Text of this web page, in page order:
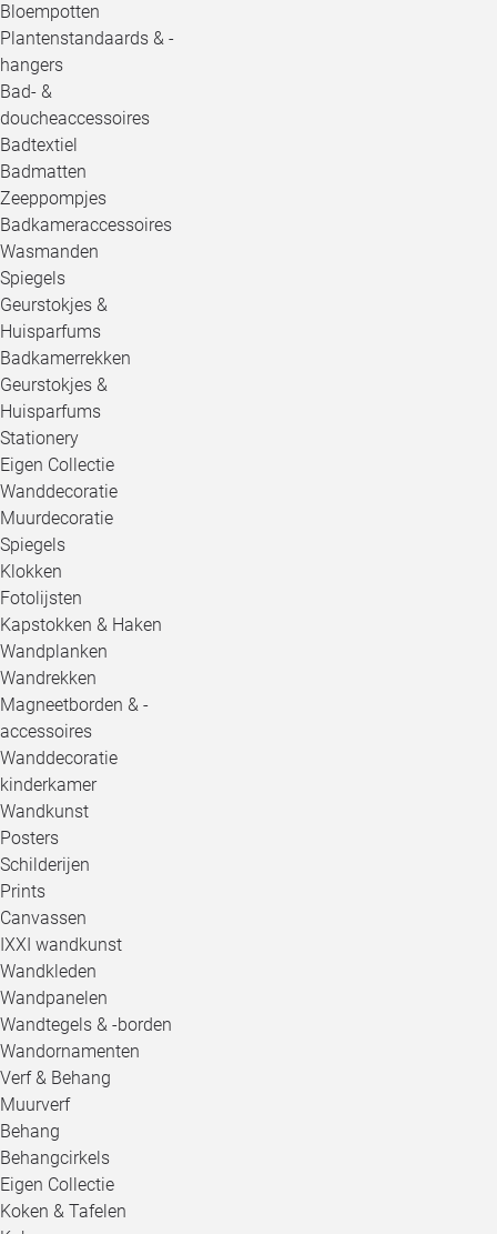
Bloempotten
Plantenstandaards & -
hangers
Bad- &
doucheaccessoires
Badtextiel
Badmatten
Zeeppompjes
Badkameraccessoires
Wasmanden
Spiegels
Geurstokjes &
Huisparfums
Badkamerrekken
Geurstokjes &
Huisparfums
Stationery
Eigen Collectie
Wanddecoratie
Muurdecoratie
Spiegels
Klokken
Fotolijsten
Kapstokken & Haken
Wandplanken
Wandrekken
Magneetborden & -
accessoires
Wanddecoratie
kinderkamer
Wandkunst
Posters
Schilderijen
Prints
Canvassen
IXXI wandkunst
Wandkleden
Wandpanelen
Wandtegels & -borden
Wandornamenten
Verf & Behang
Muurverf
Behang
Behangcirkels
Eigen Collectie
Koken & Tafelen